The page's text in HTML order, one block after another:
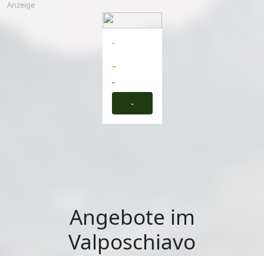
Anzeige
-
-
-
-
Angebote im
Valposchiavo